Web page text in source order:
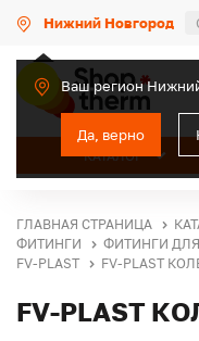
Нижний Новгород
Ваш регион
Да, верно
КАТАЛОГ
ГЛАВНАЯ СТРАНИЦА
ФИТИНГИ
ФИТИНГИ
FV-PLAST
FV-PLAST
FV-PLAST